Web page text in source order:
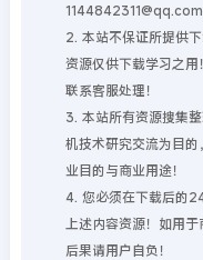
1144842311@qq.com
2. 本站不保证所提供
资源仅供下载学习之
联系客服处理！
3. 本站所有资源搜集
机技术研究交流为目
业目的与商业用途！
4. 您必须在下载后的
上述内容资源！如用
后果请用户自负！